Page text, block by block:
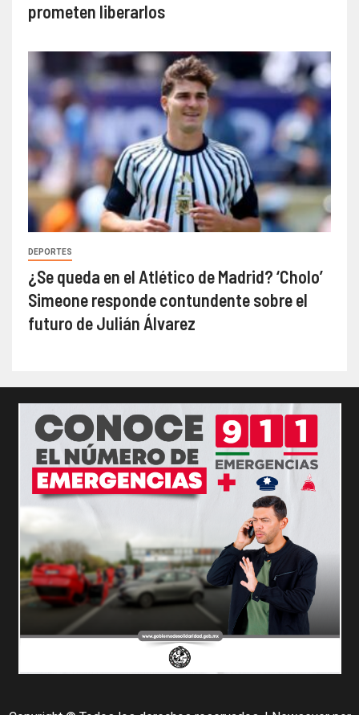
prometen liberarlos
DEPORTES
¿Se queda en el Atlético de Madrid? ‘Cholo’
Simeone responde contundente sobre el
futuro de Julián Álvarez